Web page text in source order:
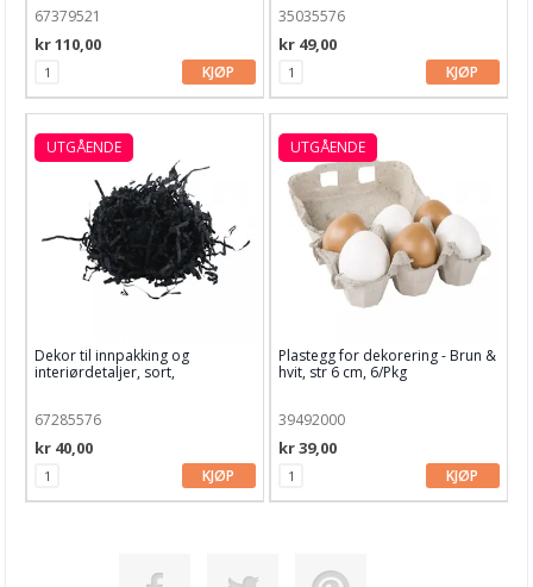
67379521
kr 110,00
KJØP
35035576
kr 49,00
KJØP
UTGÅENDE
Dekor til innpakking og
interiørdetaljer, sort,
67285576
kr 40,00
KJØP
UTGÅENDE
Plastegg for dekorering - Brun &
hvit, str 6 cm, 6/Pkg
39492000
kr 39,00
KJØP